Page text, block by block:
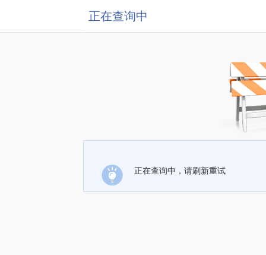
正在查询中
正在查询中，请刷新重试